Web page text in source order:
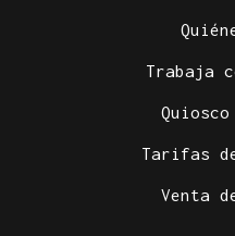
Trabaja
Tarifas
Venta